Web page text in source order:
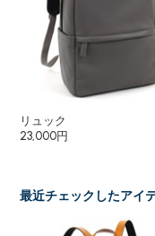
リュック
23,000円
最近チェックしたアイ